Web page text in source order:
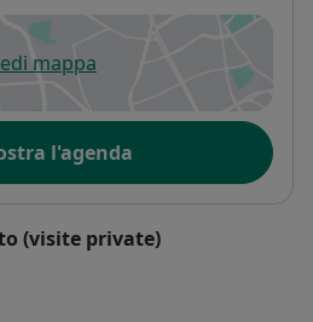
mappa
si apre in una nuova scheda
l'agenda
(visite private)